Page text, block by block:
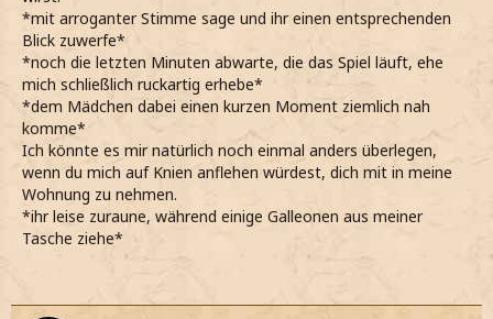
*mit arroganter Stimme sage und ihr einen entsprechenden
Blick zuwerfe*
*noch die letzten Minuten abwarte, die das Spiel läuft, ehe
mich schließlich ruckartig erhebe*
*dem Mädchen dabei einen kurzen Moment ziemlich nah
komme*
Ich könnte es mir natürlich noch einmal anders überlegen,
wenn du mich auf Knien anflehen würdest, dich mit in meine
Wohnung zu nehmen.
*ihr leise zuraune, während einige Galleonen aus meiner
Tasche ziehe*